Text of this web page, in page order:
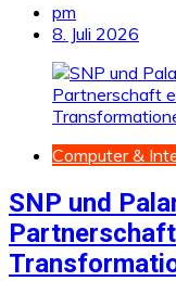
pm
8. Juli 2026
Computer &
SNP und